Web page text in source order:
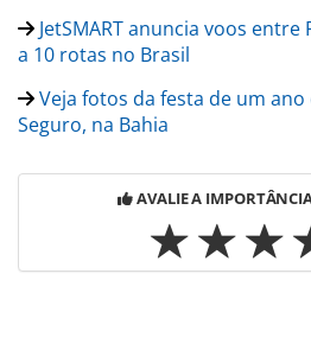
JetSMART anuncia voos entre
a 10 rotas no Brasil
Veja fotos da festa de um ano
Seguro, na Bahia
AVALIE A